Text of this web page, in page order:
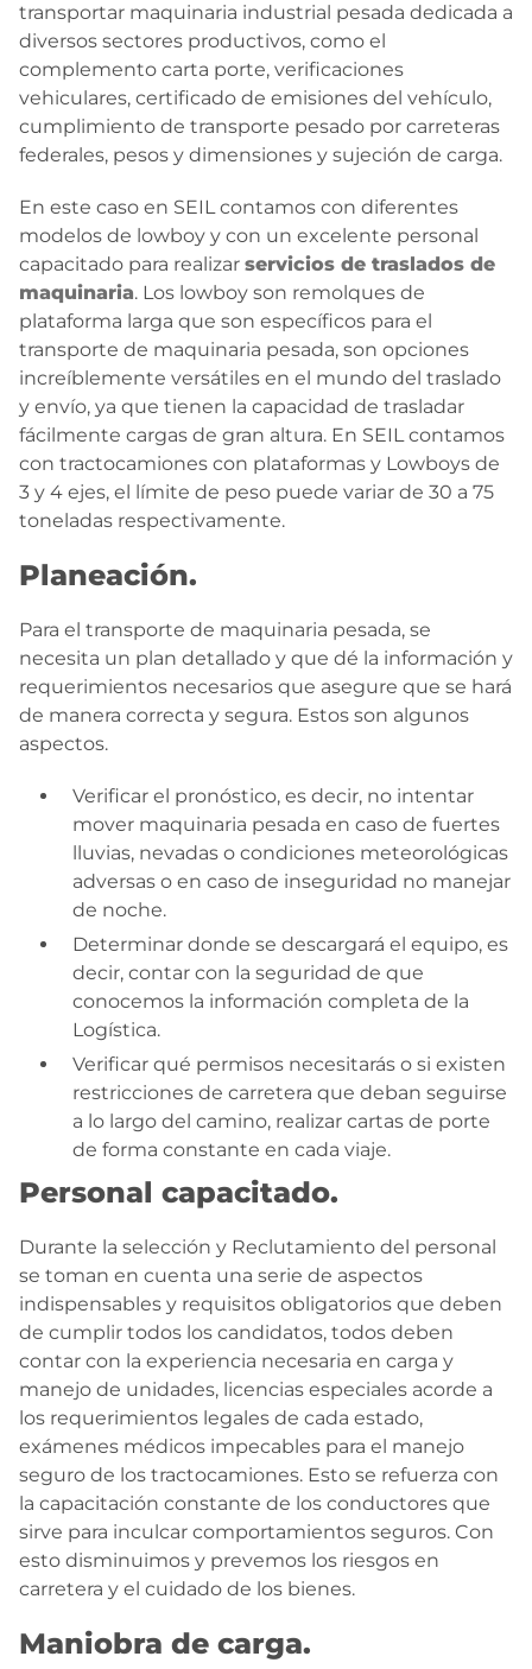
transportar maquinaria industrial pesada dedicada a
diversos sectores productivos, como el
complemento carta porte, verificaciones
vehiculares, certificado de emisiones del vehículo,
cumplimiento de transporte pesado por carreteras
federales, pesos y dimensiones y sujeción de carga.
En este caso en SEIL contamos con diferentes
modelos de lowboy y con un excelente personal
capacitado para realizar servicios de traslados de
maquinaria. Los lowboy son remolques de
plataforma larga que son específicos para el
transporte de maquinaria pesada, son opciones
increíblemente versátiles en el mundo del traslado
y envío, ya que tienen la capacidad de trasladar
fácilmente cargas de gran altura. En SEIL contamos
con tractocamiones con plataformas y Lowboys de
3 y 4 ejes, el límite de peso puede variar de 30 a 75
toneladas respectivamente.
Planeación.
Para el transporte de maquinaria pesada, se
necesita un plan detallado y que dé la información y
requerimientos necesarios que asegure que se hará
de manera correcta y segura. Estos son algunos
aspectos.
Verificar el pronóstico, es decir, no intentar
mover maquinaria pesada en caso de fuertes
lluvias, nevadas o condiciones meteorológicas
adversas o en caso de inseguridad no manejar
de noche.
Determinar donde se descargará el equipo, es
decir, contar con la seguridad de que
conocemos la información completa de la
Logística.
Verificar qué permisos necesitarás o si existen
restricciones de carretera que deban seguirse
a lo largo del camino, realizar cartas de porte
de forma constante en cada viaje.
Personal capacitado.
Durante la selección y Reclutamiento del personal
se toman en cuenta una serie de aspectos
indispensables y requisitos obligatorios que deben
de cumplir todos los candidatos, todos deben
contar con la experiencia necesaria en carga y
manejo de unidades, licencias especiales acorde a
los requerimientos legales de cada estado,
exámenes médicos impecables para el manejo
seguro de los tractocamiones. Esto se refuerza con
la capacitación constante de los conductores que
sirve para inculcar comportamientos seguros. Con
esto disminuimos y prevemos los riesgos en
carretera y el cuidado de los bienes.
Maniobra de carga.